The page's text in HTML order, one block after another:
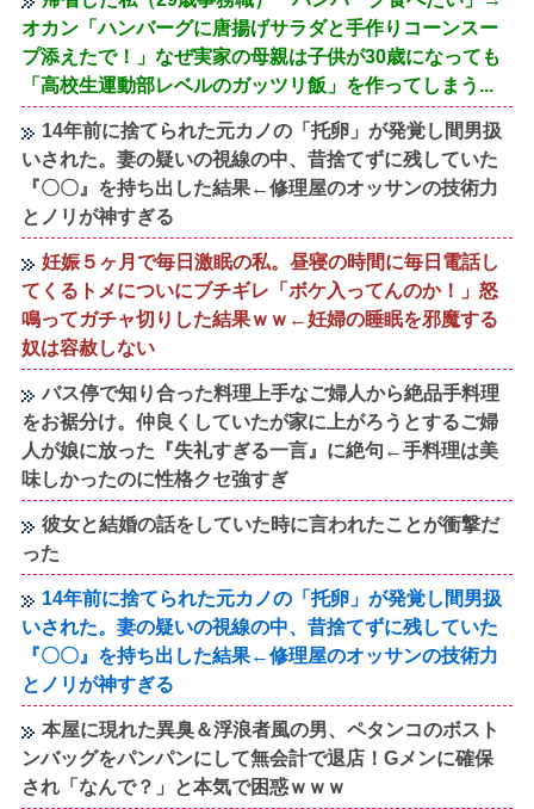
オカン「ハンバーグに唐揚げサラダと手作りコーンスー
プ添えたで！」なぜ実家の母親は子供が30歳になっても
「高校生運動部レベルのガッツリ飯」を作ってしまう...
14年前に捨てられた元カノの「托卵」が発覚し間男扱
いされた。妻の疑いの視線の中、昔捨てずに残していた
『〇〇』を持ち出した結果←修理屋のオッサンの技術力
とノリが神すぎる
妊娠５ヶ月で毎日激眠の私。昼寝の時間に毎日電話し
てくるトメについにブチギレ「ボケ入ってんのか！」怒
鳴ってガチャ切りした結果ｗｗ←妊婦の睡眠を邪魔する
奴は容赦しない
バス停で知り合った料理上手なご婦人から絶品手料理
をお裾分け。仲良くしていたが家に上がろうとするご婦
人が娘に放った『失礼すぎる一言』に絶句←手料理は美
味しかったのに性格クセ強すぎ
彼女と結婚の話をしていた時に言われたことが衝撃だ
った
14年前に捨てられた元カノの「托卵」が発覚し間男扱
いされた。妻の疑いの視線の中、昔捨てずに残していた
『〇〇』を持ち出した結果←修理屋のオッサンの技術力
とノリが神すぎる
本屋に現れた異臭＆浮浪者風の男、ペタンコのボスト
ンバッグをパンパンにして無会計で退店！Gメンに確保
され「なんで？」と本気で困惑ｗｗｗ